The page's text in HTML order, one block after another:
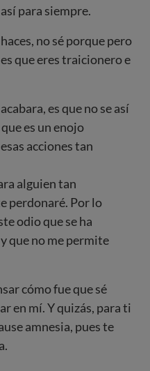
para siempre.
no sé porque pero
que eres traicionero e
es que no se así
es un enojo
acciones tan
alguien tan
perdonaré. Por lo
odio que se ha
que no me permite
cómo fue que sé
en mí. Y quizás, para ti
amnesia, pues te